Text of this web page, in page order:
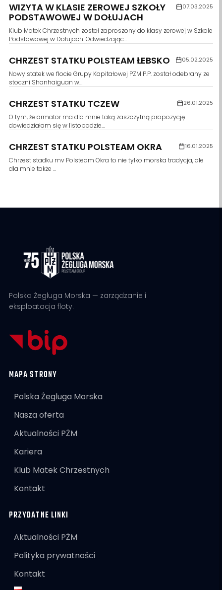
WIZYTA W KLASIE ZEROWEJ SZKOŁY
PODSTAWOWEJ W DOŁUJACH
07.03.2025
Klub Matek Chrzestnych został zaproszony do klasy zerowej w Szkole
Podstawowej w Dołujach. Odwiedzając…
CHRZEST STATKU POLSTEAM ŁEBSKO 05.02.2025
Nowy statek we flocie Grupy Kapitałowej PZM P.P. został odebrany ze
stoczni Shanhaiguan w…
CHRZEST STATKU TCZEW 26.01.2025
O tym, że armator ma dla mnie taką zaszczytną propozycję
dowiedziałam się w listopadzie…
CHRZEST STATKU POLSTEAM OKRA 16.01.2025
Chrzest stadku mv Polsteam Okra to nie tylko morska tradycja, ale
dla mnie także …
Polska Żegluga Morska — zarządzanie i
eksploatacja floty.
MAPA STRONY
Polska Żegluga Morska
Nasza oferta
Aktualności PŻM
Kariera
Klub Matek Chrzestnych
Kontakt
PRZYDATNE LINKI
Aktualności PŻM
Polityka prywatności
Kontakt